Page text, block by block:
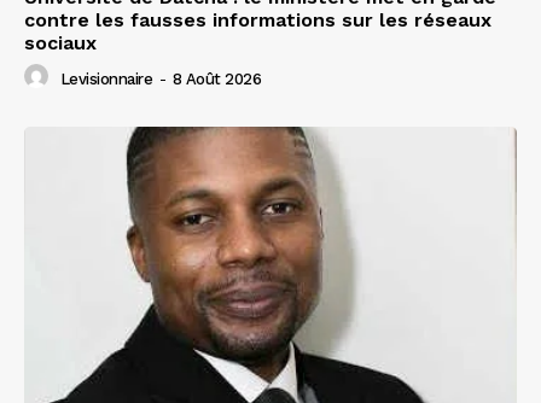
contre les fausses informations sur les réseaux
sociaux
Levisionnaire - 8 Août 2026